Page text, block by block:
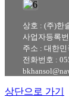
상호 : (주)한
사업자등록
주소 : 대한
전화번호 :
상단으로 가기